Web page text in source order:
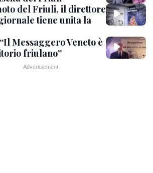
del Friuli, il direttore
tiene unita la
Messaggero Veneto è
friulano”